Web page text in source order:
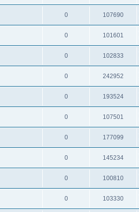
0 107690
0 101601
0 102833
0 242952
0 193524
0 107501
0 177099
0 145234
0 100810
0 103330